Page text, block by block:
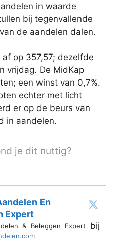
in waarde
bij tegenvallende
de aandelen dalen.
op 357,57; dezelfde
vrijdag. De MidKap
een winst van 0,7%.
echter met licht
er op de beurs van
in aandelen.
je dit nuttig?
En
Expert
& Beleggen Expert bij